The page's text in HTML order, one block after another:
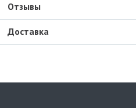
Доставка
Отзывы